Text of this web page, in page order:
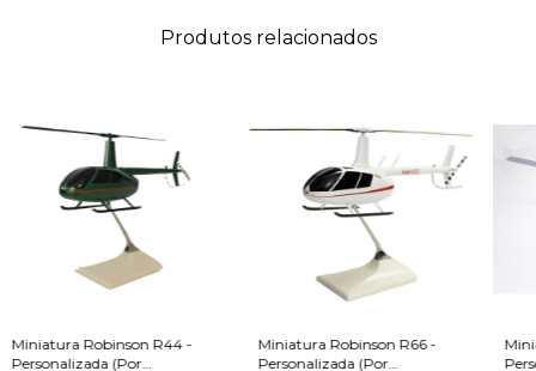
Produtos relacionados
Miniatura Robinson R44 -
Personalizada (Por
Miniatura Robinson R66 -
Personalizada (Por